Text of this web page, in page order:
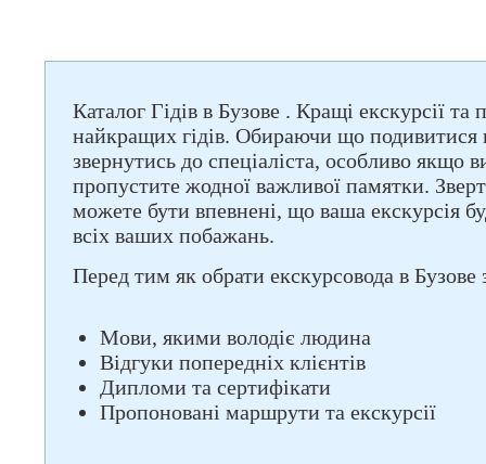
Каталог Гідів в Бузове . Кращі екскурсії
найкращих гідів. Обираючи що подивитися
звернутись до спеціаліста, особливо якщо
пропустите жодної важливої памятки.
можете бути впевнені, що ваша екскурсія
всіх ваших побажань.
Перед тим як обрати екскурсовода в Бузове
Мови, якими володіє людина
Відгуки попередніх клієнтів
Дипломи та сертифікати
Пропоновані маршрути та екскурсії